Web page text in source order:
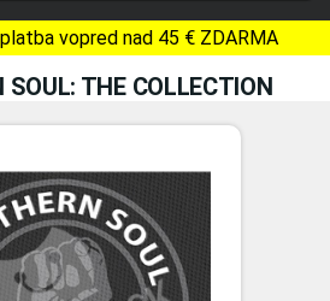
vopred nad 45 € ZDARMA
SOUL: THE COLLECTION